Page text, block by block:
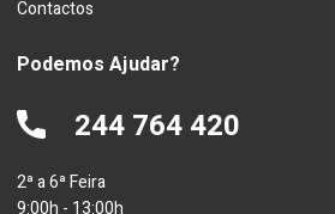
Contactos
Podemos Ajudar?
244 764 420
2ª a 6ª Feira
9:00h - 13:00h